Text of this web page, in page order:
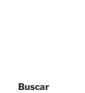
Buscar